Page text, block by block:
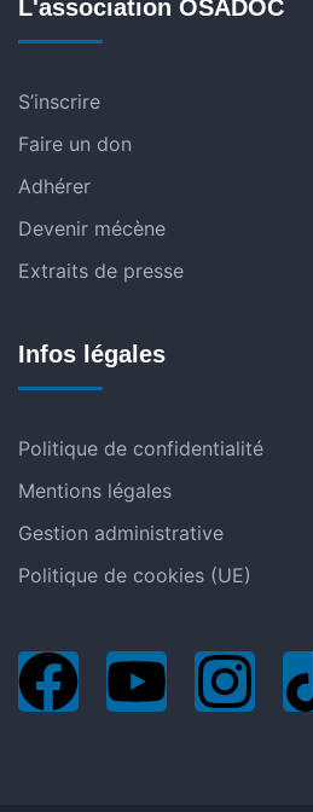
L'association OSADOC
S’inscrire
Faire un don
Adhérer
Devenir mécène
Extraits de presse
Infos légales
Politique de confidentialité
Mentions légales
Gestion administrative
Politique de cookies (UE)